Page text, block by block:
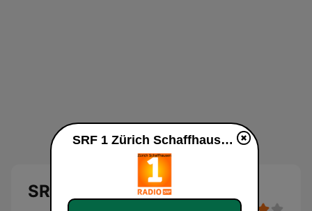
SRF 1 Zürich Schaffhausen
SRF 1 Zürich Schaffhausen en vivo